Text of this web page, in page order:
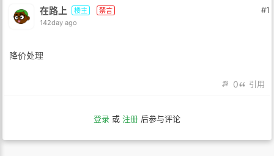
在路上 楼主
禁言
142day ago
#1
降价处理
0 引用
登录 或 注册 后参与评论